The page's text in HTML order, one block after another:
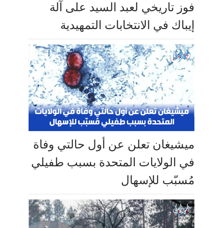
فوز تاريخي لعبد السيد على آلة
إيباك في الانتخابات التمهيدية
ميشيغان تعلن عن أول حالتي وفاة
في الولايات المتحدة بسبب طفيلي
مُسبّب للإسهال